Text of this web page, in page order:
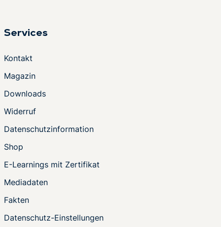
Services
Kontakt
Magazin
Downloads
Widerruf
Datenschutzinformation
Shop
E-Learnings mit Zertifikat
Mediadaten
Fakten
Datenschutz-Einstellungen